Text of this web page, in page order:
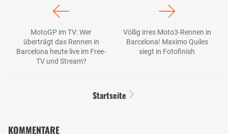
MotoGP im TV: Wer
überträgt das Rennen in
Barcelona heute live im Free-
TV und Stream?
Völlig irres Moto3-Rennen in
Barcelona! Maximo Quiles
siegt in Fotofinish
Startseite
KOMMENTARE